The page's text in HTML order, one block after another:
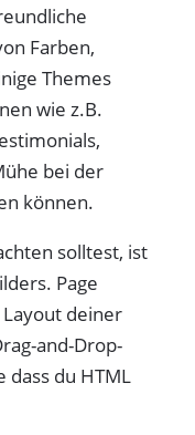
Farben,
Themes
wie z.B.
bei der
können.
solltest, ist
Page
deiner
and-Drop-
dass du HTML